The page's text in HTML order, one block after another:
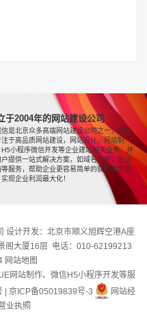
于2004年的网站建设公司
信是北京众多高端网站建设公司之一，近20
注于高品质网站建设，网站设计，网站制
H5小程序微信开发等企业建站相关业务，并
户提供一站式解决方案，如域名注册，企业
等服务，帮助企业更容易简单的获取用户流
现企业利润最大化！
设计开发：北京市顺义旭辉空港A座
阁大厦16层 电话：010-62199213
网站地图
网站制作、微信H5小程序开发等服
京ICP备05019839号-3
网站经
业执照